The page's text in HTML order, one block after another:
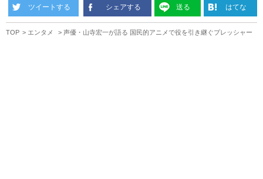
ツイートする シェアする 送る はてな
TOP エンタメ 声優・山寺宏一が語る 国民的アニメで役を引き継ぐプレッシャー